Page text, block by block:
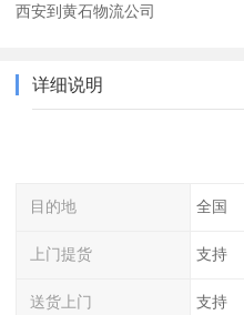
西安到黄石物流公司
详细说明
目的地 全国
上门提货 支持
送货上门 支持